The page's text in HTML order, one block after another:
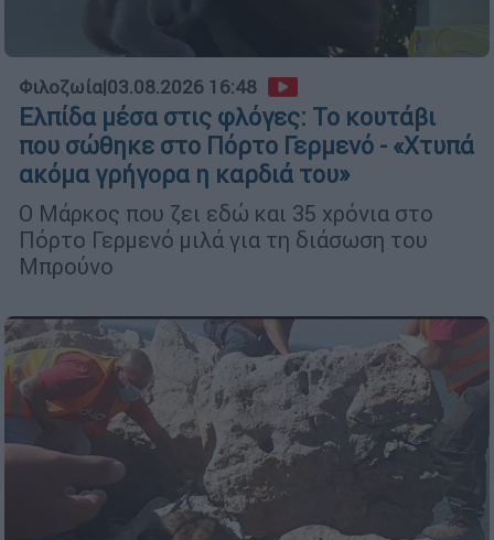
Φιλοζωία|03.08.2026 16:48
Ελπίδα μέσα στις φλόγες: Το κουτάβι
που σώθηκε στο Πόρτο Γερμενό - «Χτυπά
ακόμα γρήγορα η καρδιά του»
Ο Μάρκος που ζει εδώ και 35 χρόνια στο
Πόρτο Γερμενό μιλά για τη διάσωση του
Μπρούνο